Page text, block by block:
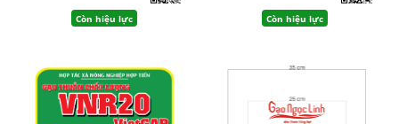
Còn hiệu lực Còn hiệu lực